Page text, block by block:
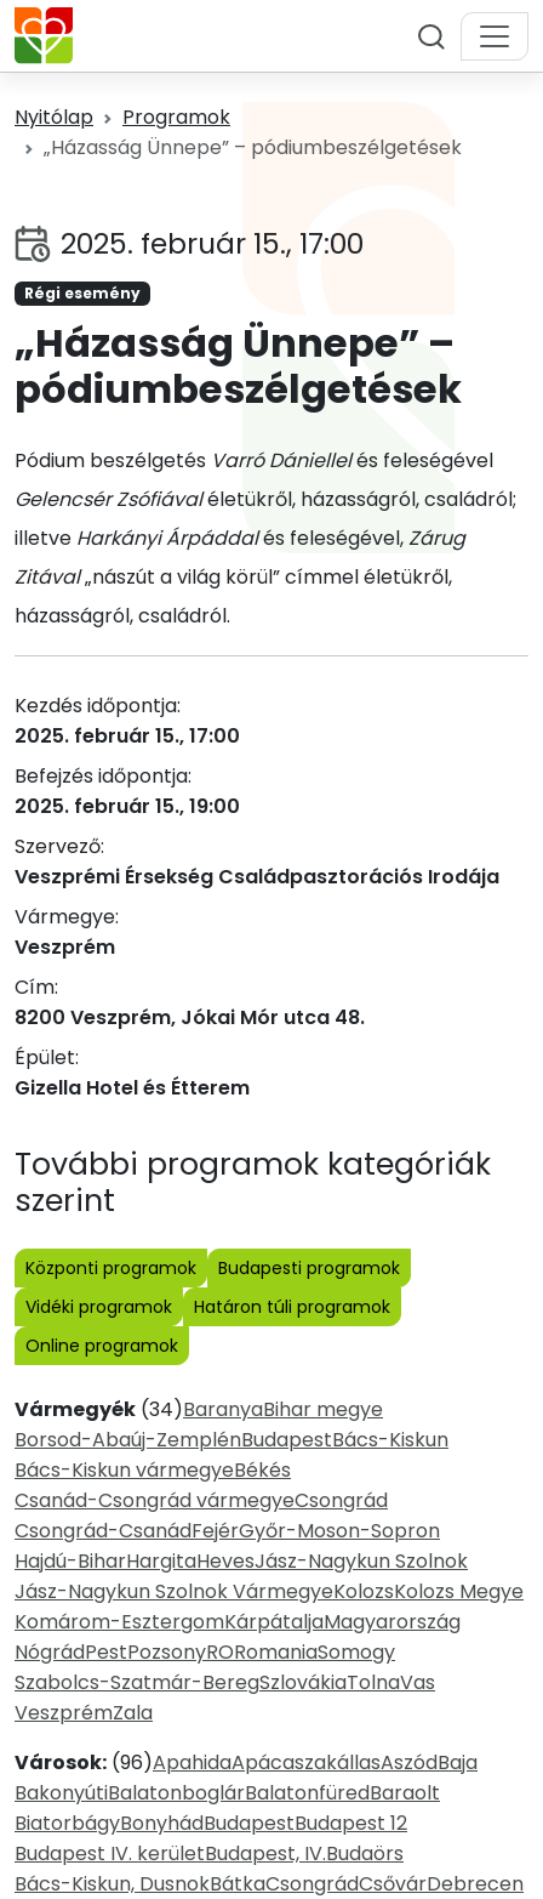
Nyitólap
Programok
„Házasság Ünnepe” – pódiumbeszélgetések
2025. február 15., 17:00
Régi esemény
„Házasság Ünnepe” –
pódiumbeszélgetések
Pódium beszélgetés Varró Dániellelés feleségével
Gelencsér Zsófiávaléletükről, házasságról, családról;
illetve Harkányi Árpáddalés feleségével,Zárug
Zitával„nászút a világ körül” címmel életükről,
házasságról, családról.
Kezdés időpontja:
2025. február 15., 17:00
Befejzés időpontja:
2025. február 15., 19:00
Szervező:
Veszprémi Érsekség Családpasztorációs Irodája
Vármegye:
Veszprém
Cím:
8200 Veszprém, Jókai Mór utca 48.
Épület:
Gizella Hotel és Étterem
További programok kategóriák
szerint
Központi programok
Budapesti programok
Vidéki programok
Határon túli programok
Online programok
Vármegyék (34)BaranyaBihar megye
Borsod-Abaúj-ZemplénBudapestBács-Kiskun
Bács-Kiskun vármegyeBékés
Csanád-Csongrád vármegyeCsongrád
Csongrád-CsanádFejérGyőr-Moson-Sopron
Hajdú-BiharHargitaHevesJász-Nagykun Szolnok
Jász-Nagykun Szolnok VármegyeKolozsKolozs Megye
Komárom-EsztergomKárpátaljaMagyarország
NógrádPestPozsonyRORomaniaSomogy
Szabolcs-Szatmár-BeregSzlovákiaTolnaVas
VeszprémZala
Városok: (96)ApahidaApácaszakállasAszódBaja
BakonyútiBalatonboglárBalatonfüredBaraolt
BiatorbágyBonyhádBudapestBudapest 12
Budapest IV. kerületBudapest, IV.Budaörs
Bács-Kiskun, DusnokBátkaCsongrádCsővárDebrecen